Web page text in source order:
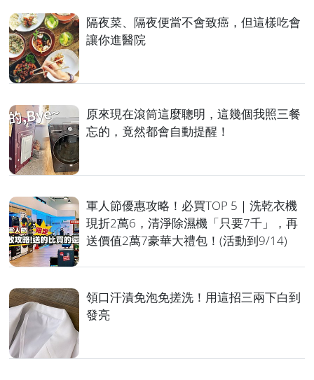
隔夜菜、隔夜便當不會致癌，但這樣吃會
讓你進醫院
原來現在滾筒這麼聰明，這幾個我照三餐
忘的，竟然都會自動提醒！
軍人節優惠攻略！必買TOP 5｜洗乾衣機
現折2萬6，清淨除濕機「只要7千」，再
送價值2萬7豪華大禮包！(活動到9/14)
領口汗漬免泡免搓洗！用這招三兩下白到
發亮